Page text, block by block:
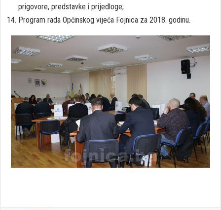
prigovore, predstavke i prijedloge;
Program rada Općinskog vijeća Fojnica za 2018. godinu.